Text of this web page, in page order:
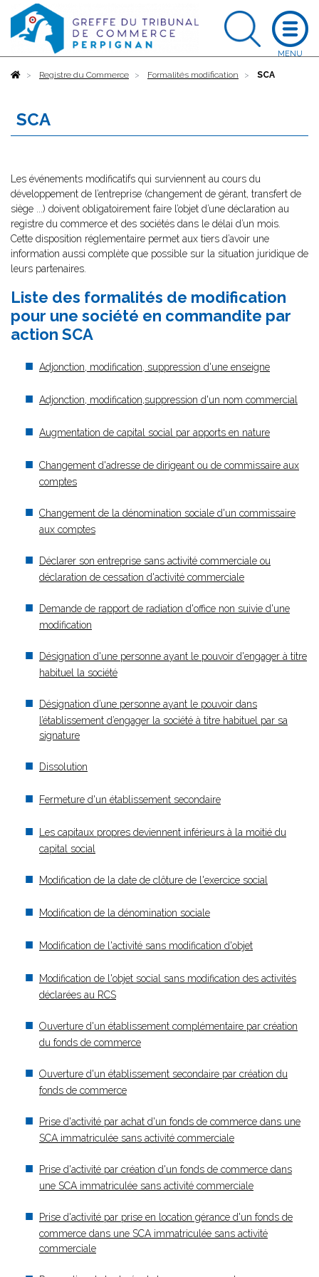
AccueilRegistre du Commerce Formalités modification SCA
SCA
Les événements modificatifs qui surviennent au cours du
développement de l’entreprise (changement de gérant, transfert de
siège ...) doivent obligatoirement faire l’objet d’une déclaration au
registre du commerce et des sociétés dans le délai d’un mois.
Cette disposition réglementaire permet aux tiers d’avoir une
information aussi complète que possible sur la situation juridique de
leurs partenaires.
Liste des formalités de modification
pour une société en commandite par
action SCA
Adjonction, modification, suppression d'une enseigne
Adjonction, modification,suppression d'un nom commercial
Augmentation de capital social par apports en nature
Changement d'adresse de dirigeant ou de commissaire aux
comptes
Changement de la dénomination sociale d'un commissaire
aux comptes
Déclarer son entreprise sans activité commerciale ou
déclaration de cessation d'activité commerciale
Demande de rapport de radiation d'office non suivie d'une
modification
Désignation d'une personne ayant le pouvoir d'engager à titre
habituel la société
Désignation d’une personne ayant le pouvoir dans
l’établissement d’engager la société à titre habituel par sa
signature
Dissolution
Fermeture d'un établissement secondaire
Les capitaux propres deviennent inférieurs à la moitié du
capital social
Modification de la date de clôture de l'exercice social
Modification de la dénomination sociale
Modification de l'activité sans modification d'objet
Modification de l'objet social sans modification des activités
déclarées au RCS
Ouverture d'un établissement complémentaire par création
du fonds de commerce
Ouverture d'un établissement secondaire par création du
fonds de commerce
Prise d'activité par achat d'un fonds de commerce dans une
SCA immatriculée sans activité commerciale
Prise d'activité par création d'un fonds de commerce dans
une SCA immatriculée sans activité commerciale
Prise d'activité par prise en location gérance d'un fonds de
commerce dans une SCA immatriculée sans activité
commerciale